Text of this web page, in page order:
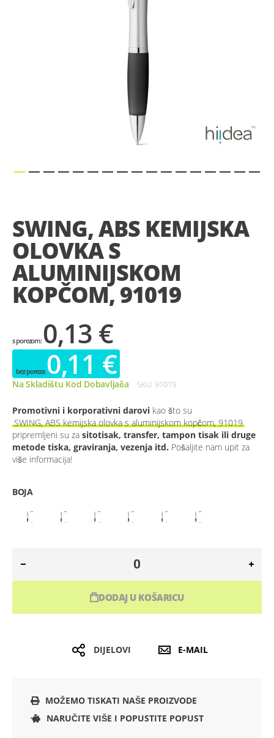
beginning
of
the
images
gallery
SWING, ABS KEMIJSKA
OLOVKA S
ALUMINIJSKOM
KOPČOM, 91019
0,13 €
0,11 €
Na Skladištu Kod Dobavljača SKU 91019
Promotivni i korporativni darovi kao što su
SWING, ABS kemijska olovka s aluminijskom kopčom, 91019
pripremljeni su za sitotisak, transfer, tampon tisak ili druge
metode tiska, graviranja, vezenja itd. Pošaljite nam upit za
više informacija!
BOJA
DODAJ U KOŠARICU
DIJELOVI E-MAIL
MOŽEMO TISKATI NAŠE PROIZVODE
NARUČITE VIŠE I POPUSTITE POPUST